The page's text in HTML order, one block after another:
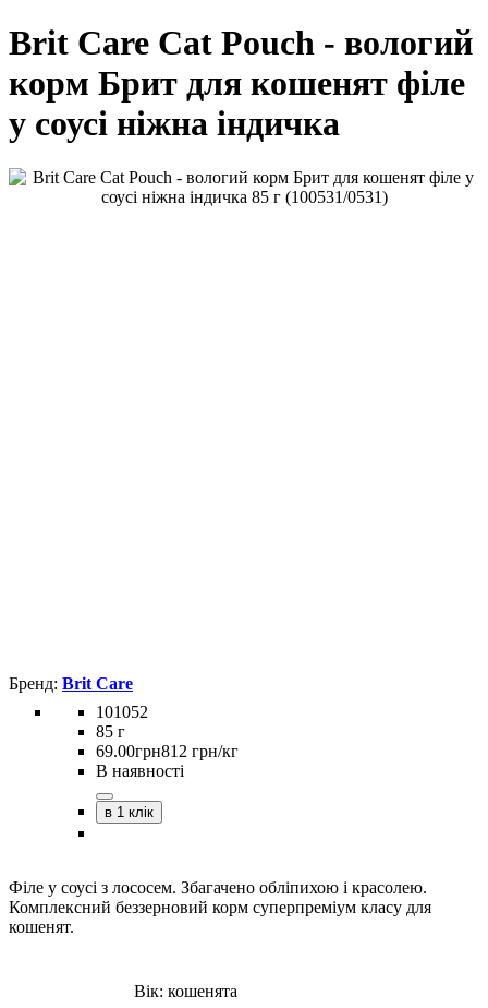
Brit Care Cat Pouch - вологий
корм Брит для кошенят філе
у соусі ніжна індичка
Brit Care
101052
85 г
69.00грн812 грн/кг
В наявності
в 1 клік
Філе у соусі з лососем. Збагачено обліпихою і красолею.
Комплексний беззерновий корм суперпреміум класу для
кошенят.
Вік: кошенята